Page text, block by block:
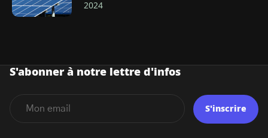
2024
S'abonner à notre lettre d'infos
S'inscrire